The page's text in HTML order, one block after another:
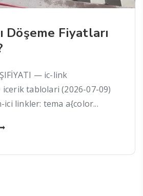
Döşeme Fiyatları
— ic-link
tablolari (2026-07-09)
linkler: tema a{color...